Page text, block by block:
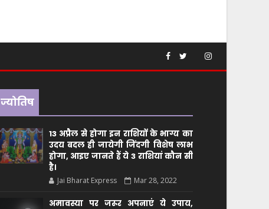
ज्योतिष
13 अप्रैल से होगा इन राशियों के भाग्य का
उदय बदल ही जायेगी जिंदगी विशेष लाभ
होगा, आइए जानते हैं ये 3 राशियां कौन सीं
है।
Jai Bharat Express Mar 28, 2022
अमावस्या पर जरूर अपनाएं ये उपाय,